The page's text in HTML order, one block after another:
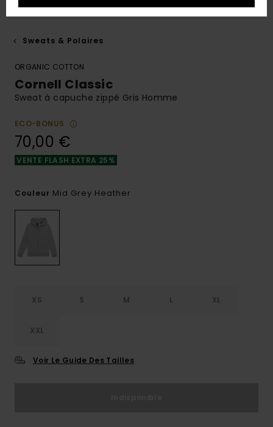
Sweats & Polaires
ORGANIC COTTON
Cornell Classic
Sweat à capuche zippé Gris Homme
ECO-BONUS
70,00 €
VENTE FLASH EXTRA 25%
Couleur Mid Grey Heather
XS S M L XL
XXL
Voir Le Guide Des Tailles